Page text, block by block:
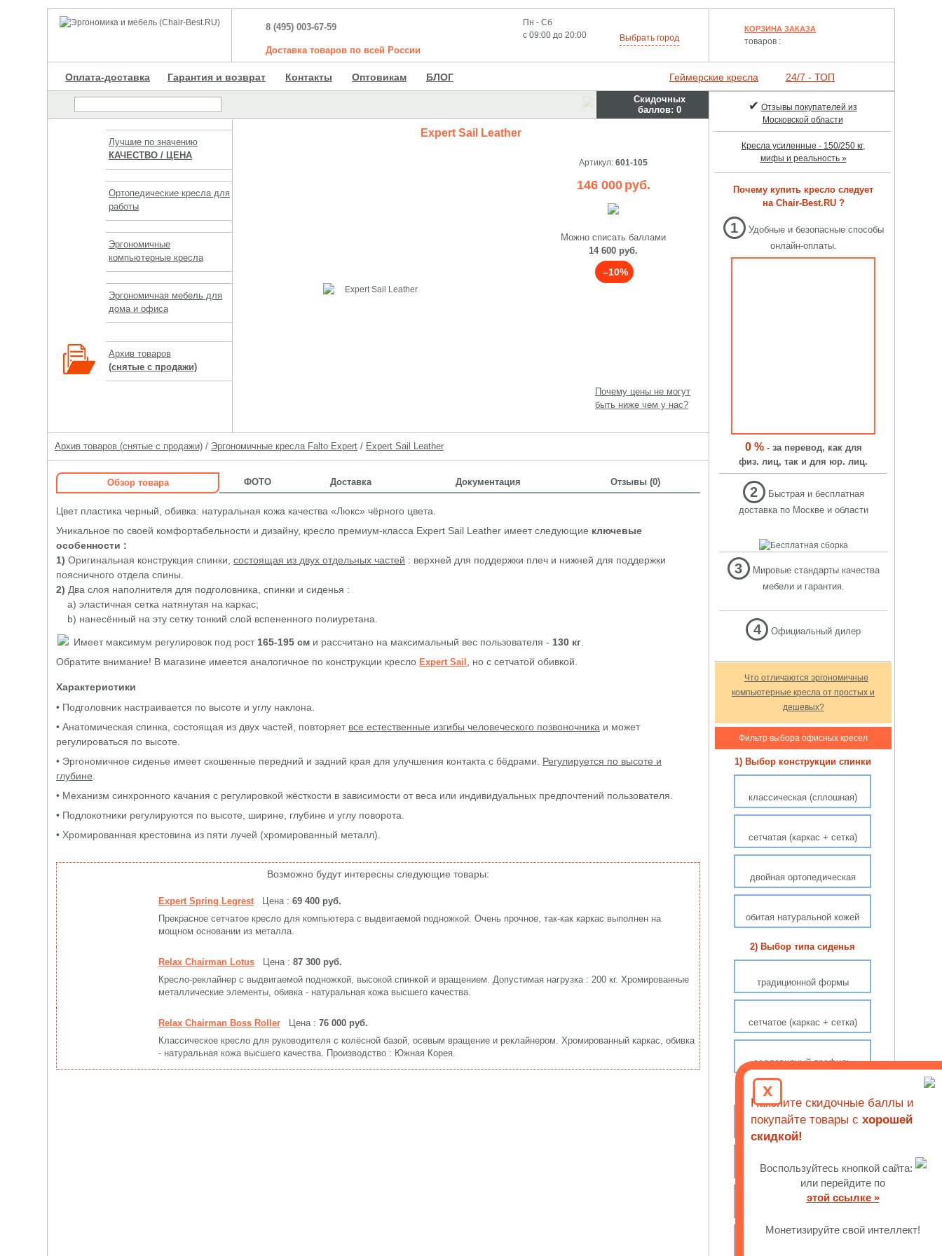
8 (495) 003-67-59
Доставкатоваров по всей России
Пн - Сб
с 09:00 до 20:00
Выбрать город
КОРЗИНА ЗАКАЗА
товаров :
Оплата-доставка Гарантия и возврат Контакты Оптовикам БЛОГ Геймерские кресла 24/7 - ТОП
Скидочных
баллов: 0
Лучшие по значению
КАЧЕСТВО / ЦЕНА
Ортопедические кресла для
работы
Эргономичные
компьютерные кресла
Эргономичная мебель для
дома и офиса
Архив товаров
(снятые с продажи)
Почему цены не могут
быть ниже чем у нас?
Expert Sail Leather
Артикул: 601-105
146 000 руб.
Можно списать баллами
14 600 руб.
–10%
Архив товаров (снятые с продажи) / Эргономичные кресла Falto Expert / Expert Sail Leather
Обзор товара ФОТО Доставка Документация Отзывы (0)
Цвет пластика черный, обивка: натуральная кожа качества «Люкс» чёрного цвета.
Уникальное по своей комфортабельности и дизайну, кресло премиум-класса Expert Sail Leather имеет следующие ключевые
особенности :
1) Оригинальная конструкция спинки, состоящая из двух отдельных частей : верхней для поддержки плеч и нижней для поддержки
поясничного отдела спины.
2) Два слоя наполнителя для подголовника, спинки и сиденья :
a) эластичная сетка натянутая на каркас;
b) нанесённый на эту сетку тонкий слой вспененного полиуретана.
Имеет максимум регулировок под рост 165-195 см и рассчитано на максимальный вес пользователя - 130 кг
Обратите внимание! В магазине имеется аналогичное по конструкции кресло Expert Sail , но с сетчатой обивкой.
Характеристики
• Подголовник настраивается по высоте и углу наклона.
• Анатомическая спинка, состоящая из двух частей, повторяет все естественные изгибы человеческого позвоночника и может
регулироваться по высоте.
• Эргономичное сиденье имеет скошенные передний и задний края для улучшения контакта с бёдрами. Регулируется по высоте и
глубине
• Механизм синхронного качания с регулировкой жёсткости в зависимости от веса или индивидуальных предпочтений пользователя.
• Подлокотники регулируются по высоте, ширине, глубине и углу поворота.
• Хромированная крестовина из пяти лучей (хромированный металл).
Возможно будут интересны следующие товары:
Expert Spring LegrestЦена : 69 400 руб.
Прекрасное сетчатое кресло для компьютера с выдвигаемой подножкой. Очень прочное, так-как каркас выполнен на
мощном основании из металла.
Relax Chairman Lotus Цена : 87 300 руб.
Кресло-реклайнер с выдвигаемой подножкой, высокой спинкой и вращением. Допустимая нагрузка : 200 кг. Хромированные
металлические элементы, обивка - натуральная кожа высшего качества.
Relax Chairman Boss Roller Цена : 76 000 руб.
Классическое кресло для руководителя с колёсной базой, осевым вращение и реклайнером. Хромированный каркас, обивка
- натуральная кожа высшего качества. Производство : Южная Корея.
✔ Отзывы покупателей из
Московской области
Кресла усиленные - 150/250 кг,
мифы и реальность »
Почему купить кресло следует
на Chair-Best.RU ?
1
Удобные и безопасные способы
онлайн-оплаты.
0 %- за перевод, как для
физ. лиц, так и для юр. лиц.
2
Быстрая и бесплатная
доставка по Москве и области
3
Мировые стандарты качества
мебели и гарантия.
4 Официальный дилер
Что отличаются эргономичные
компьютерные кресла от простых и
дешевых?
Фильтр выбора офисных кресел
1) Выбор конструкции спинки
классическая (сплошная)
сетчатая (каркас + сетка)
двойная ортопедическая
обитая натуральной кожей
2) Выбор типа сиденья
традиционной формы
сетчатое (каркас + сетка)
седловидный профиль
3) С какими регулировками
настройка высоты спинки
поясничный упор
x
Накопите скидочные баллы и
покупайте товары с хорошей
скидкой!
Воспользуйтесь кнопкой сайта:
или перейдите по
этой ссылке »
Монетизируйте свой интеллект!